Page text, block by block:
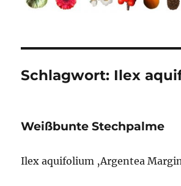
Schlagwort: Ilex
Weißbunte Stechpalme
Ilex aquifolium ‚Argentea